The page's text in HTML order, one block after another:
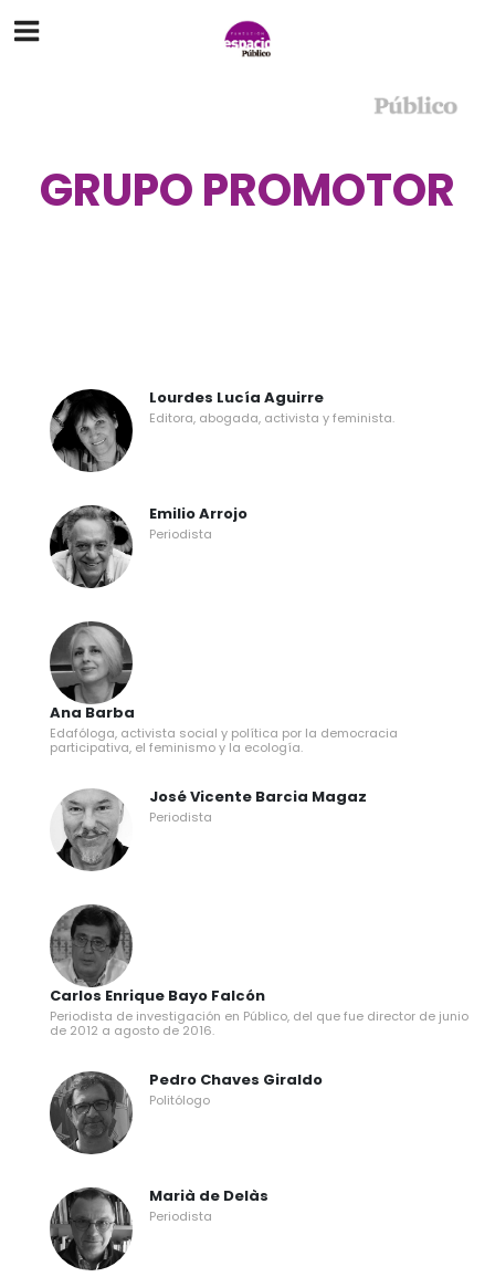
GRUPO PROMOTOR
Lourdes Lucía Aguirre
Editora, abogada, activista y feminista.
Emilio Arrojo
Periodista
Ana Barba
Edafóloga, activista social y política por la democracia
participativa, el feminismo y la ecología.
José Vicente Barcia Magaz
Periodista
Carlos Enrique Bayo Falcón
Periodista de investigación en Público, del que fue director de junio
de 2012 a agosto de 2016.
Pedro Chaves Giraldo
Politólogo
Marià de Delàs
Periodista